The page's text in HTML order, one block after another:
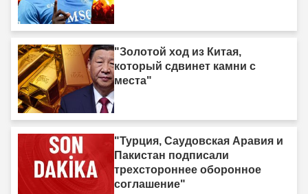
"Золотой ход из Китая,
который сдвинет камни с
места"
"Турция, Саудовская Аравия и
Пакистан подписали
трехстороннее оборонное
соглашение"